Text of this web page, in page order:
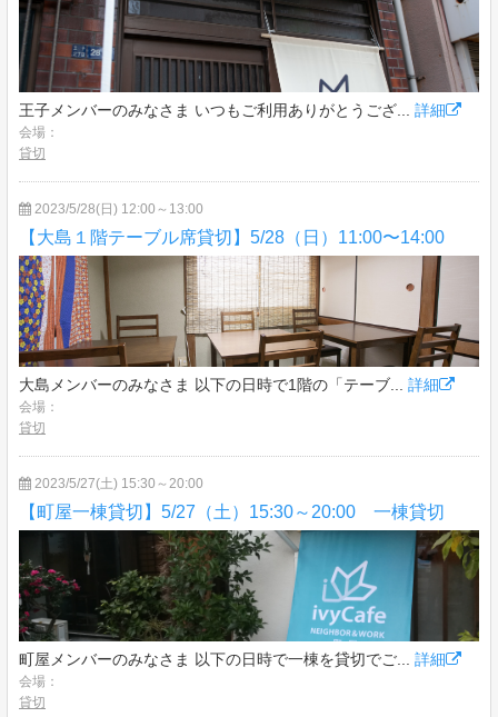
王子メンバーのみなさま いつもご利用ありがとうござ... 詳細
会場：
貸切
2023/5/28(日) 12:00～13:00
【大島１階テーブル席貸切】5/28（日）11:00〜14:00
大島メンバーのみなさま 以下の日時で1階の「テーブ... 詳細
会場：
貸切
2023/5/27(土) 15:30～20:00
【町屋一棟貸切】5/27（土）15:30～20:00 一棟貸切
町屋メンバーのみなさま 以下の日時で一棟を貸切でご... 詳細
会場：
貸切